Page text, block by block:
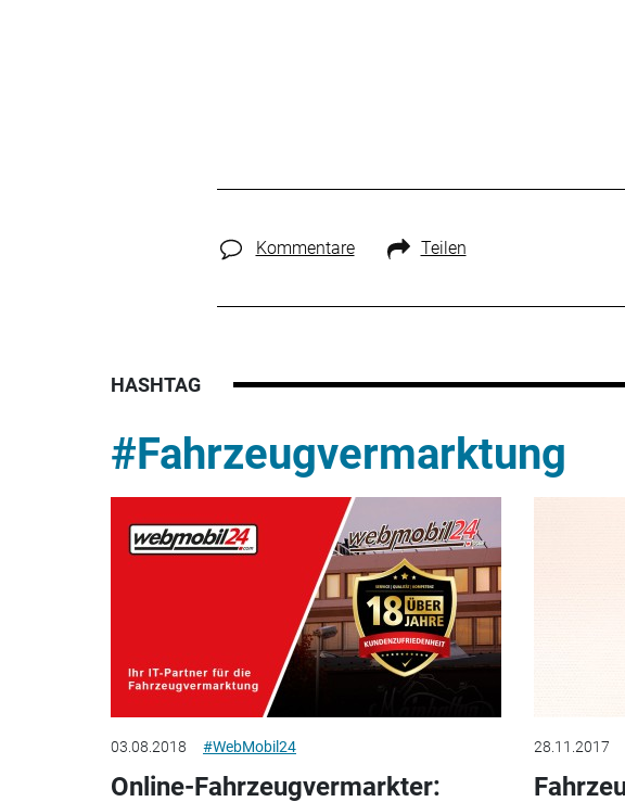
Kommentare Teilen
HASHTAG
#Fahrzeugvermarktung
03.08.2018 #WebMobil24
Online-Fahrzeugvermarkter:
28.11.2017